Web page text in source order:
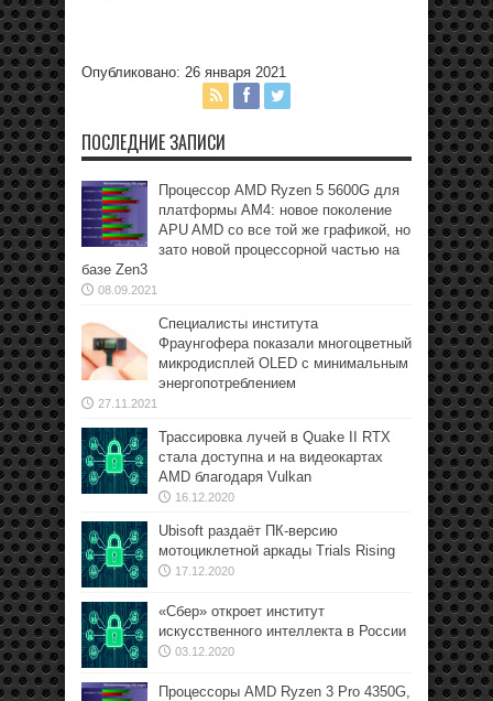
Опубликовано: 26 января 2021
ПОСЛЕДНИЕ ЗАПИСИ
Процессор AMD Ryzen 5 5600G для
платформы АМ4: новое поколение
APU AMD со все той же графикой, но
зато новой процессорной частью на
базе Zen3
08.09.2021
Специалисты института
Фраунгофера показали многоцветный
микродисплей OLED с минимальным
энергопотреблением
27.11.2021
Трассировка лучей в Quake II RTX
стала доступна и на видеокартах
AMD благодаря Vulkan
16.12.2020
Ubisoft раздаёт ПК-версию
мотоциклетной аркады Trials Rising
17.12.2020
«Сбер» откроет институт
искусственного интеллекта в России
03.12.2020
Процессоры AMD Ryzen 3 Pro 4350G,